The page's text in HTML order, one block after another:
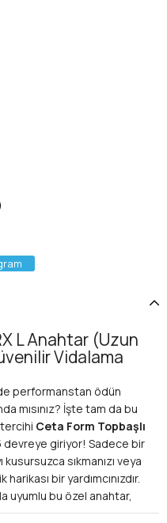
L Anahtar (Uzun
Vidalama
performanstan ödün
mısınız? İşte tam da bu
Ceta Form Topbaşlı
devreye giriyor! Sadece bir
sıkmanızı veya
bir yardımcınızdır.
uyumlu bu özel anahtar,
ile iş akışınızı